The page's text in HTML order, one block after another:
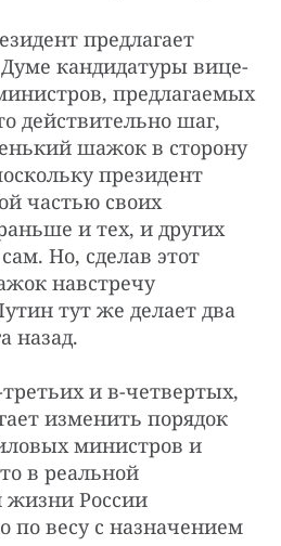
предлагает
кандидатуры вице-
предлагаемых
действительно шаг,
шажок в сторону
президент
частью своих
и тех, и других
Но, сделав этот
навстречу
тут же делает два
назад.
и в-четвертых,
изменить порядок
министров и
в реальной
жизни России
по весу с назначением